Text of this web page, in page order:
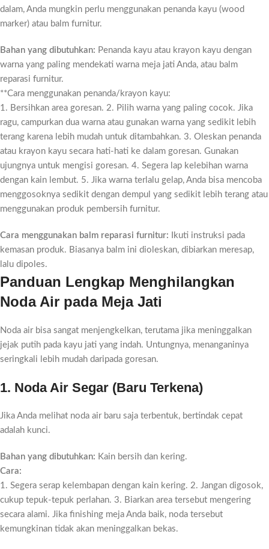
dalam, Anda mungkin perlu menggunakan penanda kayu (wood
marker) atau balm furnitur.
Bahan yang dibutuhkan: Penanda kayu atau krayon kayu dengan
warna yang paling mendekati warna meja jati Anda, atau balm
reparasi furnitur.
**Cara menggunakan penanda/krayon kayu:
1. Bersihkan area goresan. 2. Pilih warna yang paling cocok. Jika
ragu, campurkan dua warna atau gunakan warna yang sedikit lebih
terang karena lebih mudah untuk ditambahkan. 3. Oleskan penanda
atau krayon kayu secara hati-hati ke dalam goresan. Gunakan
ujungnya untuk mengisi goresan. 4. Segera lap kelebihan warna
dengan kain lembut. 5. Jika warna terlalu gelap, Anda bisa mencoba
menggosoknya sedikit dengan dempul yang sedikit lebih terang atau
menggunakan produk pembersih furnitur.
Cara menggunakan balm reparasi furnitur: Ikuti instruksi pada
kemasan produk. Biasanya balm ini dioleskan, dibiarkan meresap,
lalu dipoles.
Panduan Lengkap Menghilangkan
Noda Air pada Meja Jati
Noda air bisa sangat menjengkelkan, terutama jika meninggalkan
jejak putih pada kayu jati yang indah. Untungnya, menanganinya
seringkali lebih mudah daripada goresan.
1. Noda Air Segar (Baru Terkena)
Jika Anda melihat noda air baru saja terbentuk, bertindak cepat
adalah kunci.
Bahan yang dibutuhkan: Kain bersih dan kering.
Cara:
1. Segera serap kelembapan dengan kain kering. 2. Jangan digosok,
cukup tepuk-tepuk perlahan. 3. Biarkan area tersebut mengering
secara alami. Jika finishing meja Anda baik, noda tersebut
kemungkinan tidak akan meninggalkan bekas.